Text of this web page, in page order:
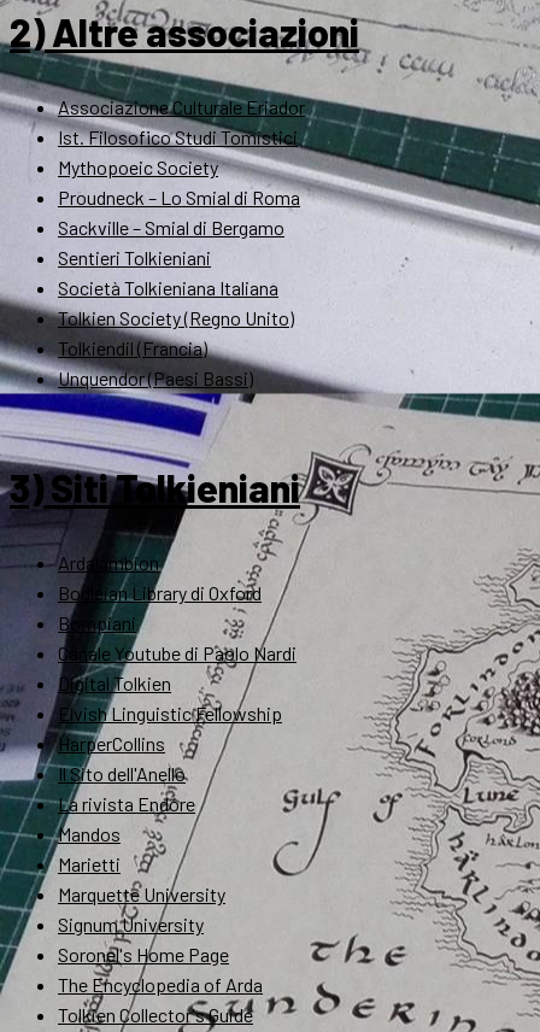
2) Altre associazioni
Associazione Culturale Eriador
Ist. Filosofico Studi Tomistici
Mythopoeic Society
Proudneck – Lo Smial di Roma
Sackville – Smial di Bergamo
Sentieri Tolkieniani
Società Tolkieniana Italiana
Tolkien Society (Regno Unito)
Tolkiendil (Francia)
Unquendor (Paesi Bassi)
3) Siti Tolkieniani
Ardalambion
Bodleian Library di Oxford
Bompiani
Canale Youtube di Paolo Nardi
Digital Tolkien
Elvish Linguistic Fellowship
HarperCollins
Il Sito dell'Anello
La rivista Endóre
Mandos
Marietti
Marquette University
Signum University
Soronel's Home Page
The Encyclopedia of Arda
Tolkien Collector's Guide